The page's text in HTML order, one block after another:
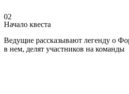
02
Начало квеста
Ведущие рассказывают легенду о
в нем, делят участников на команды